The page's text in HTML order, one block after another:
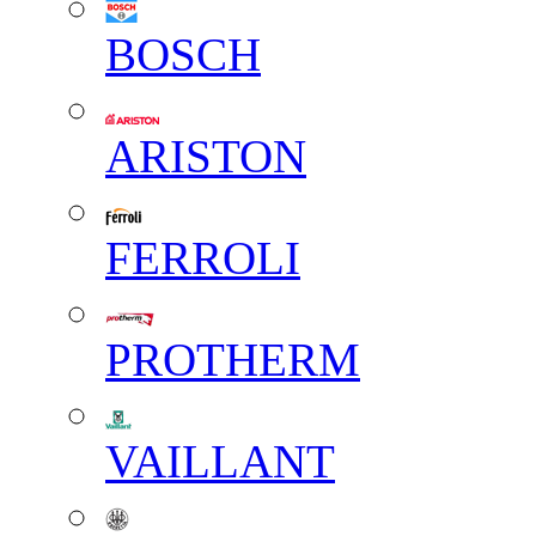
BOSCH
ARISTON
FERROLI
PROTHERM
VAILLANT